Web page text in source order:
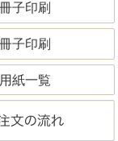
子印刷
子印刷
紙一覧